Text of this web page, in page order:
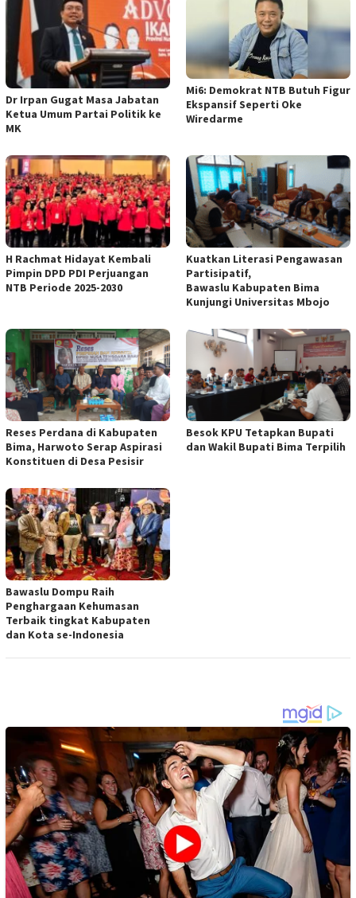
Dr Irpan Gugat Masa Jabatan
Ketua Umum Partai Politik ke
MK
Mi6: Demokrat NTB Butuh Figur
Ekspansif Seperti Oke
Wiredarme
H Rachmat Hidayat Kembali
Pimpin DPD PDI Perjuangan
NTB Periode 2025-2030
Kuatkan Literasi Pengawasan
Partisipatif,
Bawaslu Kabupaten Bima
Kunjungi Universitas Mbojo
Reses Perdana di Kabupaten
Bima, Harwoto Serap Aspirasi
Konstituen di Desa Pesisir
Besok KPU Tetapkan Bupati
dan Wakil Bupati Bima Terpilih
Bawaslu Dompu Raih
Penghargaan Kehumasan
Terbaik tingkat Kabupaten
dan Kota se-Indonesia